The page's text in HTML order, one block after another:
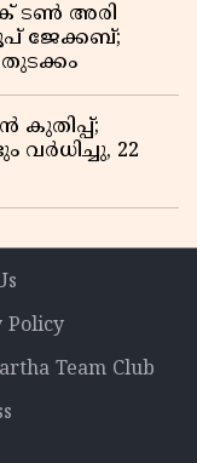
ടൺ അരി
ജേക്കബ്;
കുതിപ്പ്;
വർധിച്ചു, 22
Policy
Team Club